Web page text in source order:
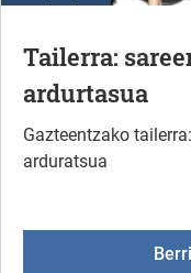
Tailerra:
ardurtasua
Gazteentzako
arduratsua